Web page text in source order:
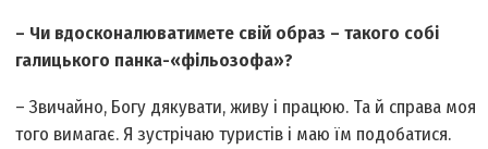
– Чи вдосконалюватимете свій образ – такого собі
галицького панка-«фільозофа»?
– Звичайно, Богу дякувати, живу і працюю. Та й справа моя
того вимагає. Я зустрічаю туристів і маю їм подобатися.